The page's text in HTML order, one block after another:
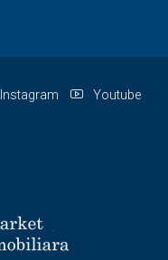
Instagram Youtube